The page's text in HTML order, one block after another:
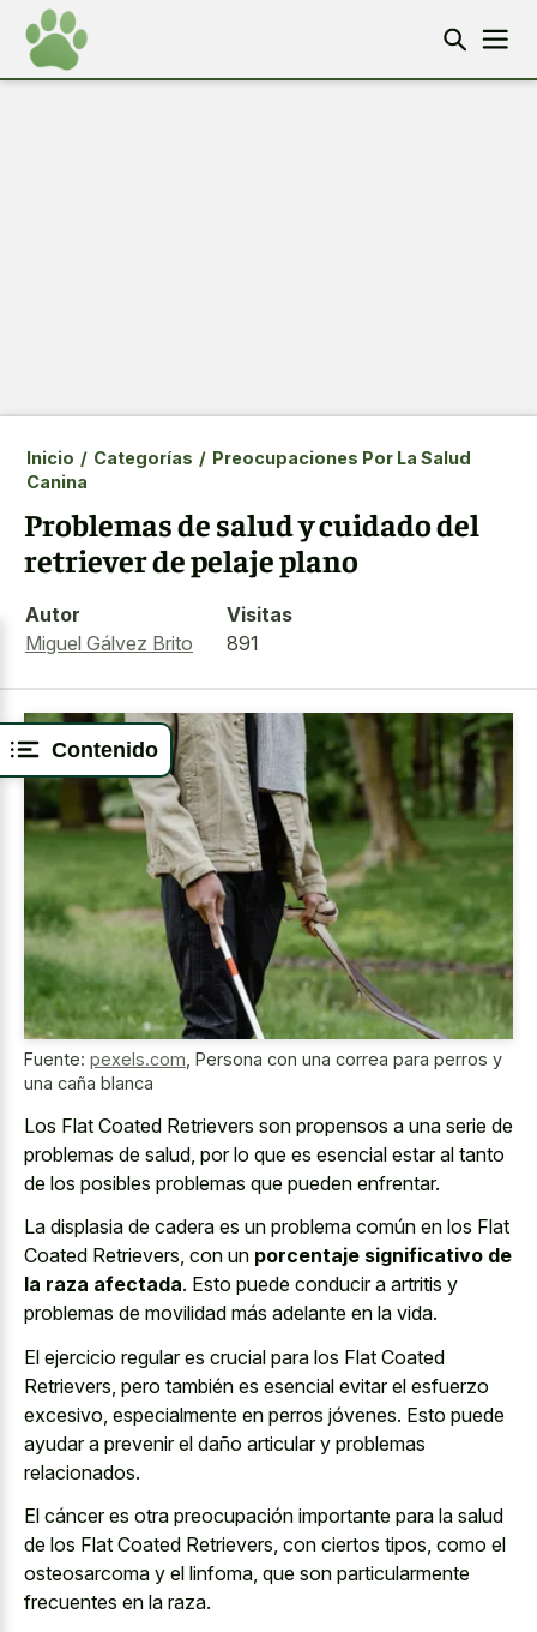
Contenido
Inicio / Categorías / Preocupaciones Por La Salud
Canina
Problemas de salud y cuidado del
retriever de pelaje plano
Autor
Miguel Gálvez Brito
Visitas
891
Fuente: pexels.com Persona con una correa para perros y
una caña blanca
Los Flat Coated Retrievers son propensos a una serie de
problemas de salud, por lo que es esencial estar al tanto
de los posibles problemas que pueden enfrentar.
La displasia de cadera es un problema común en los Flat
Coated Retrievers, con un porcentaje significativo de
la raza afectada. Esto puede conducir a artritis y
problemas de movilidad más adelante en la vida.
El ejercicio regular es crucial para los Flat Coated
Retrievers, pero también es esencial evitar el esfuerzo
excesivo, especialmente en perros jóvenes. Esto puede
ayudar a prevenir el daño articular y problemas
relacionados.
El cáncer es otra preocupación importante para la salud
de los Flat Coated Retrievers, con ciertos tipos, como el
osteosarcoma y el linfoma, que son particularmente
frecuentes en la raza.